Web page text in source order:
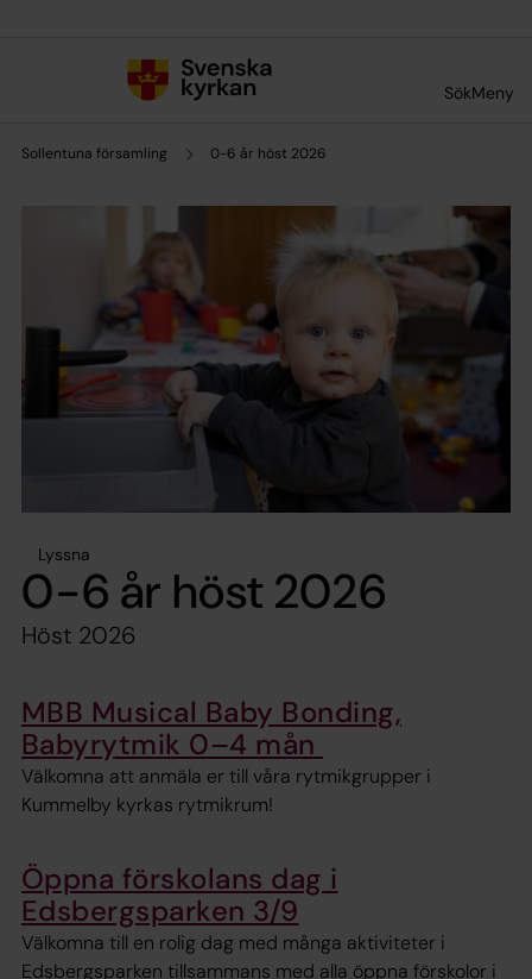
SökMeny
Sollentuna församling 0-6 år höst 2026
Lyssna
0-6 år höst 2026
Höst 2026
MBB Musical Baby Bonding,
Babyrytmik 0–4 mån
Välkomna att anmäla er till våra rytmikgrupper i
Kummelby kyrkas rytmikrum!
Öppna förskolans dag i
Edsbergsparken 3/9
Välkomna till en rolig dag med många aktiviteter i
Edsbergsparken tillsammans med alla öppna förskolor i